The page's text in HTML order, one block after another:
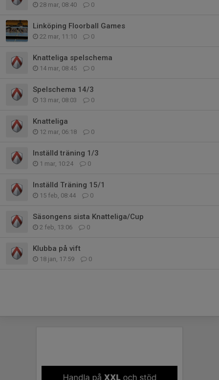
28 mar, 08:40 0
Linköping Floorball Games
22 mar, 11:10 0
Knatteliga spelschema
14 mar, 08:45 0
Spelschema 14/3
13 mar, 08:03 0
Knatteliga
12 mar, 06:18 0
Inställd träning 1/3
1 mar, 10:24 0
Inställd Träning 15/1
15 feb, 08:44 0
Säsongens sista Knatteliga/Cup
2 feb, 13:06 0
Klubba på vift
18 jan, 17:59 0